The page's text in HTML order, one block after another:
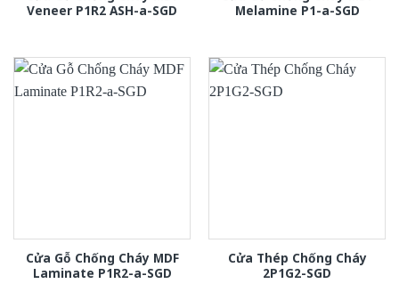
Veneer P1R2 ASH-a-SGD
Melamine P1-a-SGD
Cửa Gỗ Chống Cháy MDF
Laminate P1R2-a-SGD
Cửa Thép Chống Cháy
2P1G2-SGD